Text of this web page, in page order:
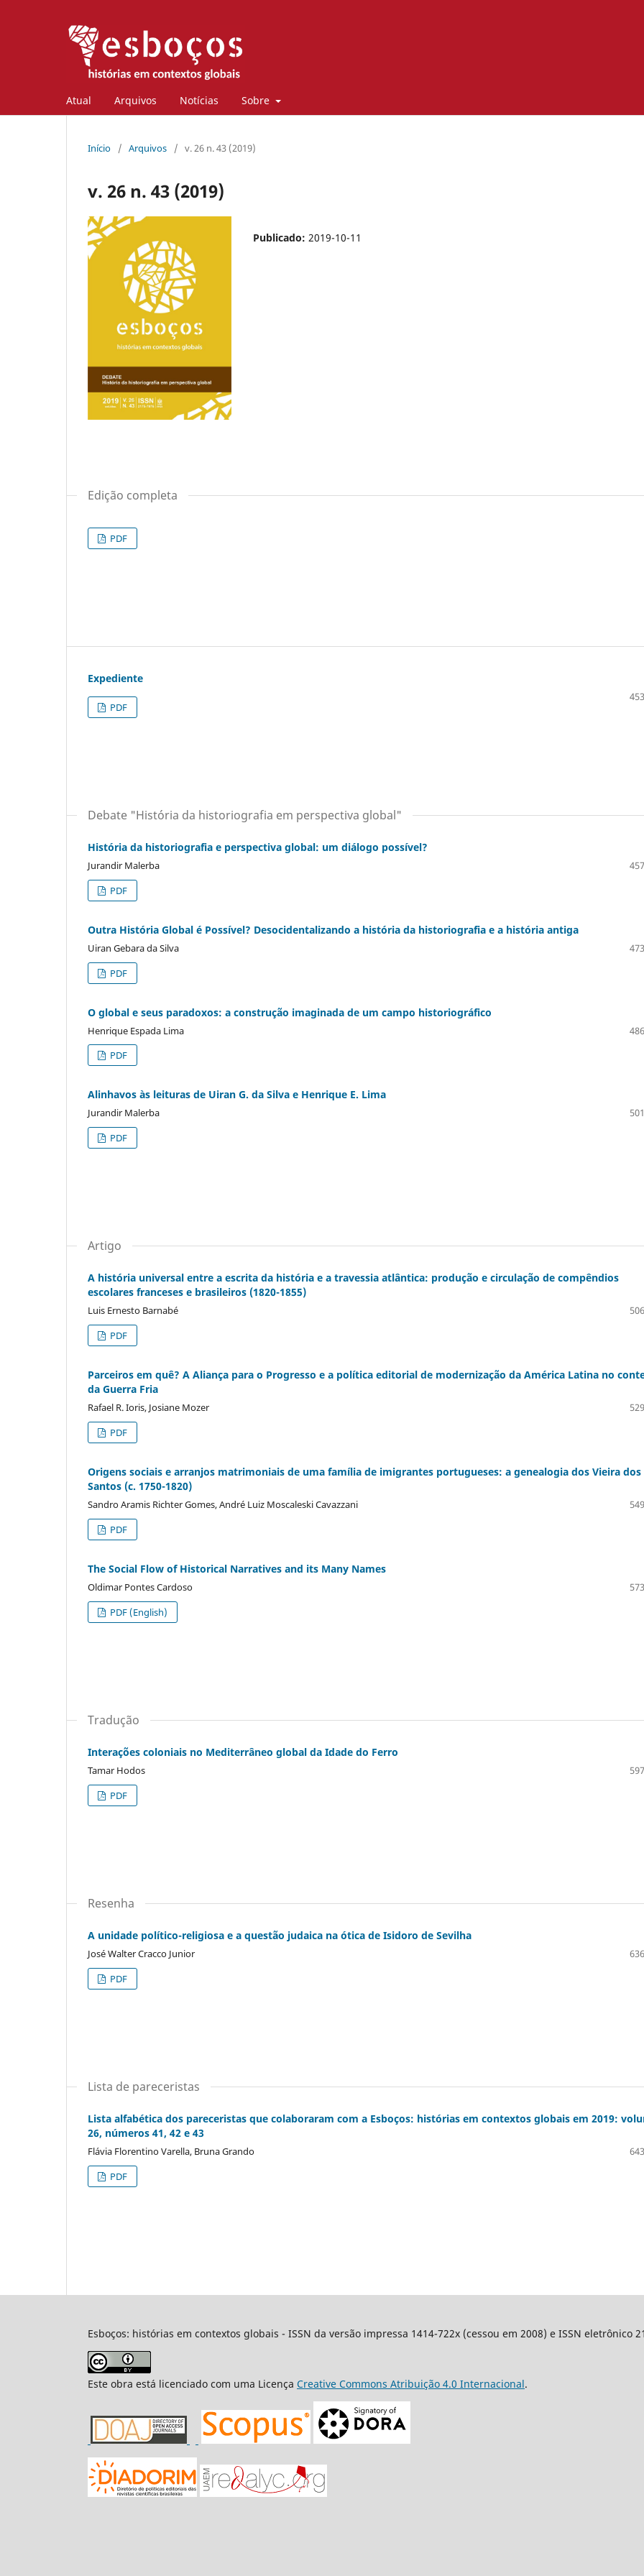
Atual Arquivos Notícias Sobre
Início / Arquivos / v. 26 n. 43 (2019)
v. 26 n. 43 (2019)
Publicado: 2019-10-11
Edição completa
PDF
Expediente
PDF
Debate "História da historiografia em perspectiva global"
História da historiografia e perspectiva global: um diálogo possível?
Jurandir Malerba
PDF
Outra História Global é Possível? Desocidentalizando a história da historiografia e a história antiga
Uiran Gebara da Silva
PDF
O global e seus paradoxos: a construção imaginada de um campo historiográfico
Henrique Espada Lima
PDF
Alinhavos às leituras de Uiran G. da Silva e Henrique E. Lima
Jurandir Malerba
PDF
Artigo
A história universal entre a escrita da história e a travessia atlântica: produção e circulação de compêndios
escolares franceses e brasileiros (1820-1855)
Luis Ernesto Barnabé
PDF
Parceiros em quê? A Aliança para o Progresso e a política editorial de modernização da América Latina no
da Guerra Fria
Rafael R. Ioris, Josiane Mozer
PDF
Origens sociais e arranjos matrimoniais de uma família de imigrantes portugueses: a genealogia dos Vieira dos
Santos (c. 1750-1820)
Sandro Aramis Richter Gomes, André Luiz Moscaleski Cavazzani
PDF
The Social Flow of Historical Narratives and its Many Names
Oldimar Pontes Cardoso
PDF (English)
Tradução
Interações coloniais no Mediterrâneo global da Idade do Ferro
Tamar Hodos
PDF
Resenha
A unidade político-religiosa e a questão judaica na ótica de Isidoro de Sevilha
José Walter Cracco Junior
PDF
Lista de pareceristas
Lista alfabética dos pareceristas que colaboraram com a Esboços: histórias em contextos globais em 2019:
26, números 41, 42 e 43
Flávia Florentino Varella, Bruna Grando
PDF
Esboços: histórias em contextos globais - ISSN da versão impressa 1414-722x (cessou em 2008) e ISSN eletrônico
Este obra está licenciado com uma Licença Creative Commons Atribuição 4.0 Internacional.